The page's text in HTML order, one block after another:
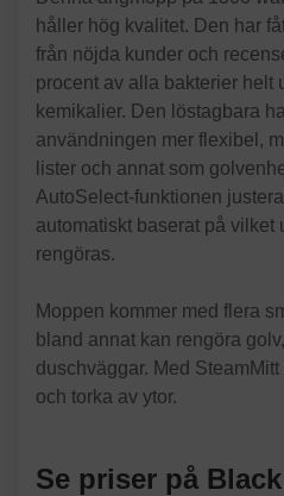
håller hög kvalitet. Den har
från nöjda kunder och
procent av alla bakterier helt
kemikalier. Den löstagbara
användningen mer flexibel,
lister och annat som
AutoSelect-funktionen
automatiskt baserat på vilket
rengöras.
Moppen kommer med flera
bland annat kan rengöra
duschväggar. Med
och torka av ytor.
Se priser på